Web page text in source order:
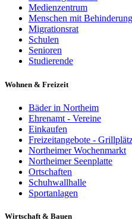
Medienzentrum
Menschen mit Behinderung
Migrationsrat
Schulen
Senioren
Studierende
Wohnen & Freizeit
Bäder in Northeim
Ehrenamt - Vereine
Einkaufen
Freizeitangebote -
Northeimer Wochenmarkt
Northeimer Seenplatte
Ortschaften
Schuhwallhalle
Sportanlagen
Wirtschaft & Bauen